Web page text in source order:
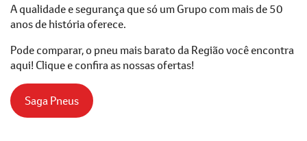
A qualidade e segurança que só um Grupo com mais de 50
anos de história oferece.
Pode comparar, o pneu mais barato da Região você encontra
aqui! Clique e confira as nossas ofertas!
Saga Pneus